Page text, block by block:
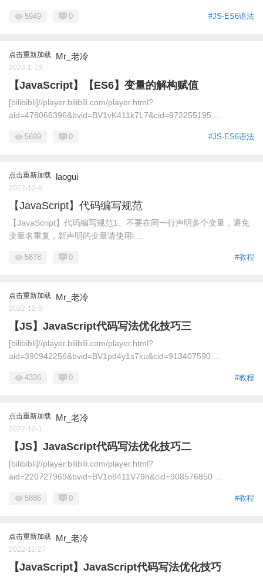
#JS-ES6语法
5949 0
点击重新加载 Mr_老冷
2023-1-19
【JavaScript】【ES6】变量的解构赋值
[bilibibli]//player.bilibili.com/player.html?
aid=478066396&bvid=BV1vK411k7L7&cid=972255195 ...
#JS-ES6语法
5699 0
点击重新加载 laogui
2022-12-6
【JavaScript】代码编写规范
【JavaScript】代码编写规范1、不要在同一行声明多个变量，避免
变量名重复，新声明的变量请使用l ...
#教程
5878 0
点击重新加载 Mr_老冷
2022-12-5
【JS】JavaScript代码写法优化技巧三
[bilibibli]//player.bilibili.com/player.html?
aid=390942256&bvid=BV1pd4y1s7ku&cid=913407590 ...
#教程
4326 0
点击重新加载 Mr_老冷
2022-12-1
【JS】JavaScript代码写法优化技巧二
[bilibibli]//player.bilibili.com/player.html?
aid=220727969&bvid=BV1o8411V79h&cid=908576850 ...
#教程
5886 0
点击重新加载 Mr_老冷
2022-11-27
【JavaScript】JavaScript代码写法优化技巧